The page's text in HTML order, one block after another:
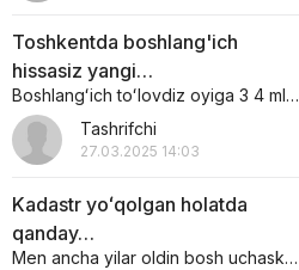
Toshkentda boshlang'ich
hissasiz yangi…
Boshlangʻich toʻlovdiz oyiga 3 4 mln boʻlib toʻlaydigan xonadonlar bormi
Tashrifchi
27.03.2025 14:03
Kadastr yoʻqolgan holatda
qanday…
Men ancha yilar oldin bosh uchaska sotib olgandim ichaskani egasi otoxon edi…